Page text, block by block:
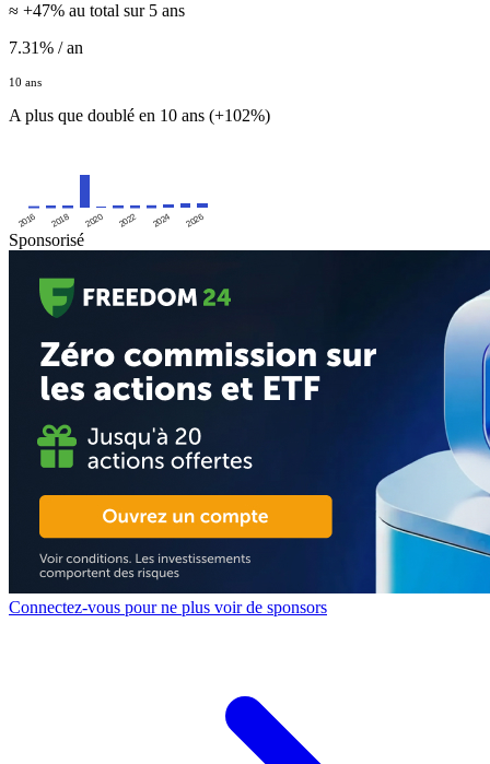
≈ +47% au total sur 5 ans
7.31% / an
10 ans
A plus que doublé en 10 ans (+102%)
2016 2018 2020 2022 2024 2026
Sponsorisé
Connectez-vous pour ne plus voir de sponsors